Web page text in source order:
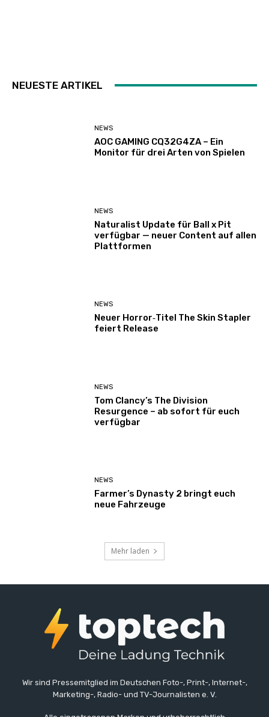
NEUESTE ARTIKEL
NEWS
AOC GAMING CQ32G4ZA – Ein
Monitor für drei Arten von Spielen
NEWS
Naturalist Update für Ball x Pit
verfügbar — neuer Content auf allen
Plattformen
NEWS
Neuer Horror‑Titel The Skin Stapler
feiert Release
NEWS
Tom Clancy’s The Division
Resurgence – ab sofort für euch
verfügbar
NEWS
Farmer’s Dynasty 2 bringt euch
neue Fahrzeuge
Mehr laden
Wir sind Pressemitglied im Deutschen Foto-, Print-, Internet-,
Marketing-, Radio- und TV-Journalisten e. V.